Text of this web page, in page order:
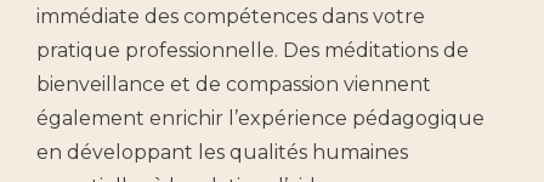
immédiate des compétences dans votre
pratique professionnelle. Des méditations de
bienveillance et de compassion viennent
également enrichir l’expérience pédagogique
en développant les qualités humaines